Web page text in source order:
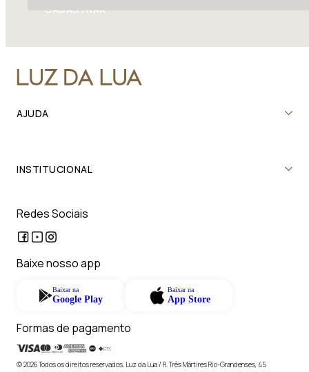
CADASTRAR
AJUDA
INSTITUCIONAL
Redes Sociais
Baixe nosso app
Baixar na
Google Play
Baixar na
App Store
Formas de pagamento
© 2026 Todos os direitos reservados. Luz da Lua / R. Três Mártires Rio-Grandenses, 45